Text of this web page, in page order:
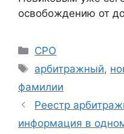
освобождению от
Рубрики
СРО
Метки
арбитражный,
фамилии
Реестр
информация в